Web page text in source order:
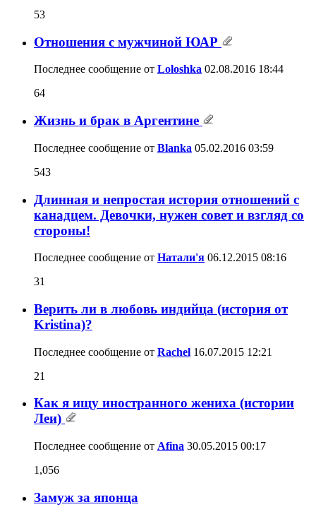
53
Отношения с мужчиной ЮАР
Последнее сообщение от Loloshka 02.08.2016 18:44
64
Жизнь и брак в Аргентине
Последнее сообщение от Blanka 05.02.2016 03:59
543
Длинная и непростая история отношений с
канадцем. Девочки, нужен совет и взгляд со
стороны!
Последнее сообщение от Натали'я 06.12.2015 08:16
31
Верить ли в любовь индийца (история от
Kristina)?
Последнее сообщение от Rachel 16.07.2015 12:21
21
Как я ищу иностранного жениха (истории
Леи)
Последнее сообщение от Afina 30.05.2015 00:17
1,056
Замуж за японца